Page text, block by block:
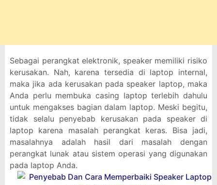
Sebagai perangkat elektronik, speaker memiliki risiko
kerusakan. Nah, karena tersedia di laptop internal,
maka jika ada kerusakan pada speaker laptop, maka
Anda perlu membuka casing laptop terlebih dahulu
untuk mengakses bagian dalam laptop. Meski begitu,
tidak selalu penyebab kerusakan pada speaker di
laptop karena masalah perangkat keras. Bisa jadi,
masalahnya adalah hasil dari masalah dengan
perangkat lunak atau sistem operasi yang digunakan
pada laptop Anda.